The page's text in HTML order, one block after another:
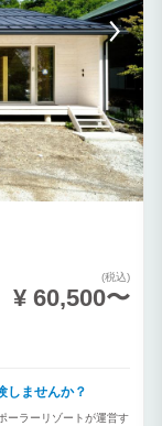
(税込)
¥ 60,500〜
しませんか？
ーラーリゾートが運営す